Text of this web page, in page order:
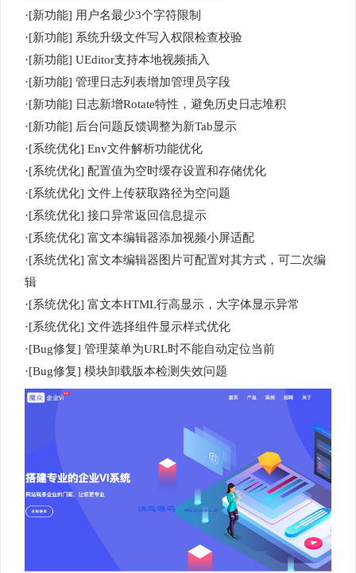
·[新功能] 用户名最少3个字符限制
·[新功能] 系统升级文件写入权限检查校验
·[新功能] UEditor支持本地视频插入
·[新功能] 管理日志列表增加管理员字段
·[新功能] 日志新增Rotate特性，避免历史日志堆积
·[新功能] 后台问题反馈调整为新Tab显示
·[系统优化] Env文件解析功能优化
·[系统优化] 配置值为空时缓存设置和存储优化
·[系统优化] 文件上传获取路径为空问题
·[系统优化] 接口异常返回信息提示
·[系统优化] 富文本编辑器添加视频小屏适配
·[系统优化] 富文本编辑器图片可配置对其方式，可二次编
辑
·[系统优化] 富文本HTML行高显示，大字体显示异常
·[系统优化] 文件选择组件显示样式优化
·[Bug修复] 管理菜单为URL时不能自动定位当前
·[Bug修复] 模块卸载版本检测失效问题